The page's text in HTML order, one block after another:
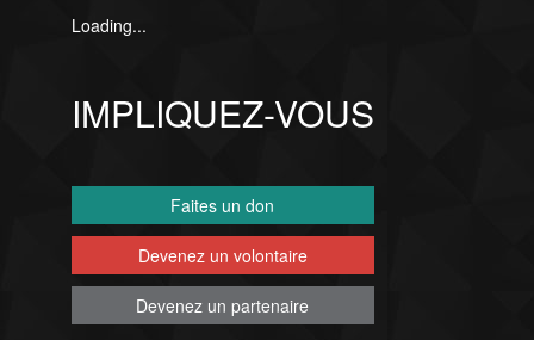
Loading...
IMPLIQUEZ-VOUS
Faites un don
Devenez un volontaire
Devenez un partenaire